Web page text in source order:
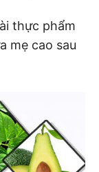
thực phẩm
mẹ cao sau